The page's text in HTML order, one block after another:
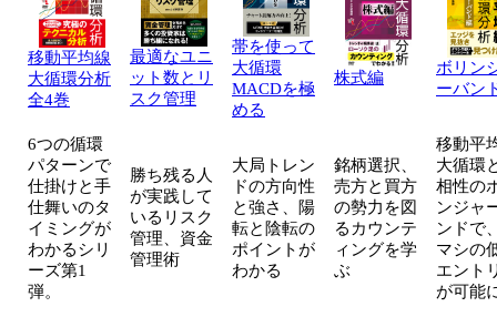
移動平均線
大循環分析
全4巻
最適なユニ
ット数とリ
スク管理
帯を使って
大循環
MACDを極
める
株式編
ボリン
ーバン
6つの循環
パターンで
仕掛けと手
仕舞いのタ
イミングが
わかるシリ
ーズ第1
弾。
勝ち残る人
が実践して
いるリスク
管理、資金
管理術
大局トレン
ドの方向性
と強さ、陽
転と陰転の
ポイントが
わかる
銘柄選択、
売方と買方
の勢力を図
るカウンテ
ィングを学
ぶ
移動平
大循環
相性の
ンジャ
ンドで
マシの
エント
が可能